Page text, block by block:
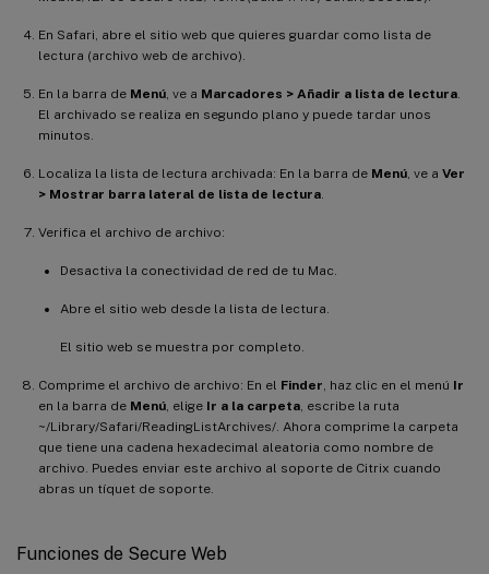
En Safari, abre el sitio web que quieres guardar como lista de
lectura (archivo web de archivo).
En la barra de Menú , ve a Marcadores > Añadir a lista de lectura
El archivado se realiza en segundo plano y puede tardar unos
minutos.
Localiza la lista de lectura archivada: En la barra de Menú , ve a Ver
> Mostrar barra lateral de lista de lectura
Verifica el archivo de archivo:
Desactiva la conectividad de red de tu Mac.
Abre el sitio web desde la lista de lectura.
El sitio web se muestra por completo.
Comprime el archivo de archivo: En el Finder , haz clic en el menú Ir
en la barra de Menú , elige Ir a la carpeta , escribe la ruta
~/Library/Safari/ReadingListArchives/. Ahora comprime la carpeta
que tiene una cadena hexadecimal aleatoria como nombre de
archivo. Puedes enviar este archivo al soporte de Citrix cuando
abras un tíquet de soporte.
Funciones de Secure Web